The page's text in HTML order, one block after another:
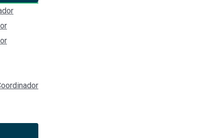
Superior (Av Lázaro Cárdenas 2305, 44920 Guadalajara,